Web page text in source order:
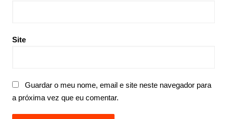
Site
Guardar o meu nome, email e site neste navegador para
a próxima vez que eu comentar.